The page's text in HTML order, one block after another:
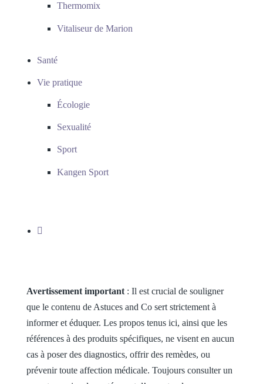
Thermomix
Vitaliseur de Marion
Santé
Vie pratique
Écologie
Sexualité
Sport
Kangen Sport
Avertissement important : Il est crucial de souligner
que le contenu de Astuces and Co sert strictement à
informer et éduquer. Les propos tenus ici, ainsi que les
références à des produits spécifiques, ne visent en aucun
cas à poser des diagnostics, offrir des remèdes, ou
prévenir toute affection médicale. Toujours consulter un